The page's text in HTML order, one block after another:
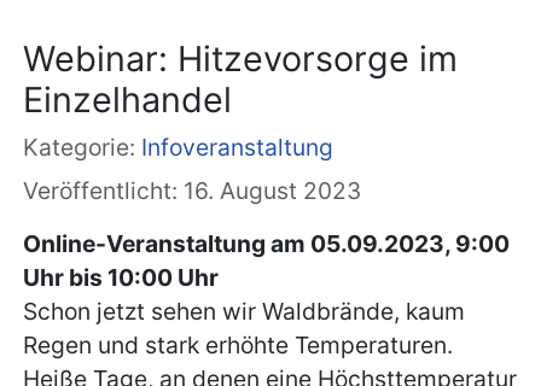
Webinar: Hitzevorsorge im
Einzelhandel
Kategorie: Infoveranstaltung
Veröffentlicht: 16. August 2023
Online-Veranstaltung am 05.09.2023, 9:00
Uhr bis 10:00 Uhr
Schon jetzt sehen wir Waldbrände, kaum
Regen und stark erhöhte Temperaturen.
Heiße Tage, an denen eine Höchsttemperatur